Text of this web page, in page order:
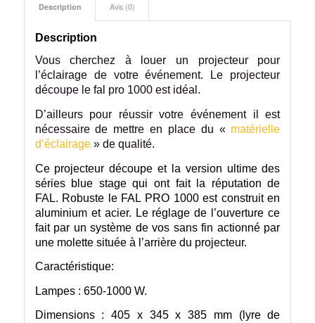
Description Avis (0)
Description
Vous cherchez à louer un projecteur pour
l’éclairage de votre événement. Le projecteur
découpe le fal pro 1000 est idéal.
D’ailleurs pour réussir votre événement il est
nécessaire de mettre en place du « matérielle
d’éclairage» de qualité.
Ce projecteur découpe et la version ultime des
séries blue stage qui ont fait la réputation de
FAL. Robuste le FAL PRO 1000 est construit en
aluminium et acier. Le réglage de l’ouverture ce
fait par un système de vos sans fin actionné par
une molette située à l’arrière du projecteur.
Caractéristique:
Lampes : 650-1000 W.
Dimensions : 405 x 345 x 385 mm (lyre de